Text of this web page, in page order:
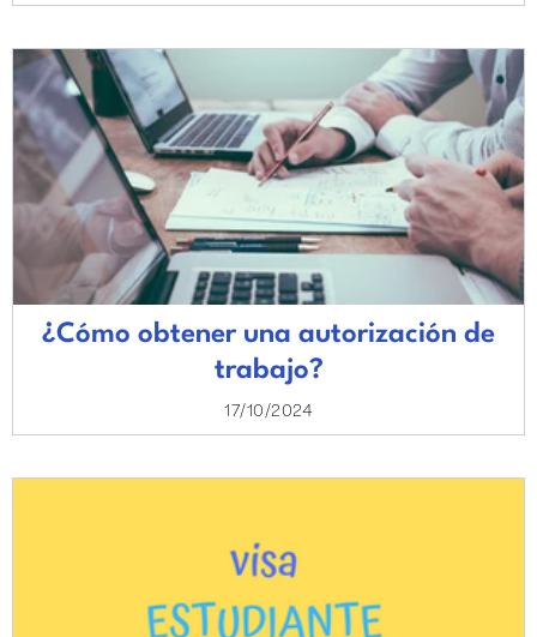
¿Cómo obtener una autorización de
trabajo?
17/10/2024